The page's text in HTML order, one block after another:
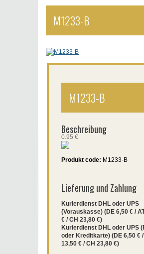
M1233-B
M1233-B
Beschreibung
0.95 €
Produkt code: M1233-B
Lieferung und Zahlung
Kurierdienst DHL oder UPS
(Vorauskasse) (DE 6,50 € /
€ / CH 23,80 €)
Kurierdienst DHL oder UPS
oder Kreditkarte) (DE 6,50 € /
13,50 € / CH 23,80 €)